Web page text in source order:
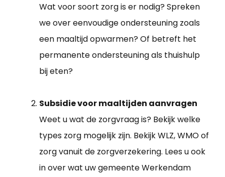
Wat voor soort zorg is er nodig? Spreken
we over eenvoudige ondersteuning zoals
een maaltijd opwarmen? Of betreft het
permanente ondersteuning als thuishulp
bij eten?
Subsidie voor maaltijden aanvragen
Weet u wat de zorgvraag is? Bekijk welke
types zorg mogelijk zijn. Bekijk WLZ, WMO of
zorg vanuit de zorgverzekering. Lees u ook
in over wat uw gemeente Werkendam